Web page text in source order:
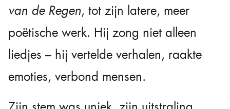
van de Regen, tot zijn latere, meer
poëtische werk. Hij zong niet alleen
liedjes – hij vertelde verhalen, raakte
emoties, verbond mensen.